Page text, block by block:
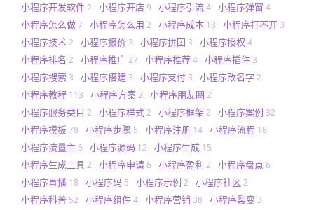
小程序开发软件2 小程序开店9 小程序引流4 小程序弹窗 4
小程序怎么做7 小程序怎么用 2 小程序成本 18 小程序打不开 3
小程序技术2 小程序报价 3 小程序拼团 3 小程序授权 4
小程序排名 2 小程序推广27 小程序推荐4 小程序插件 3
小程序搜索 3 小程序搭建 3 小程序支付 3 小程序改名字 2
小程序教程 113 小程序方案2 小程序朋友圈 2
小程序服务类目 2 小程序样式2 小程序框架 2 小程序案例 32
小程序模板 78 小程序步骤 5 小程序注册 14 小程序流程 18
小程序流量主 6 小程序源码 12 小程序生成 15
小程序生成工具2 小程序申请6 小程序盈利 2 小程序盘点 6
小程序直播 18 小程序码 5 小程序示例 2 小程序社区 2
小程序科普 52 小程序组件4 小程序营销 38 小程序裂变 3